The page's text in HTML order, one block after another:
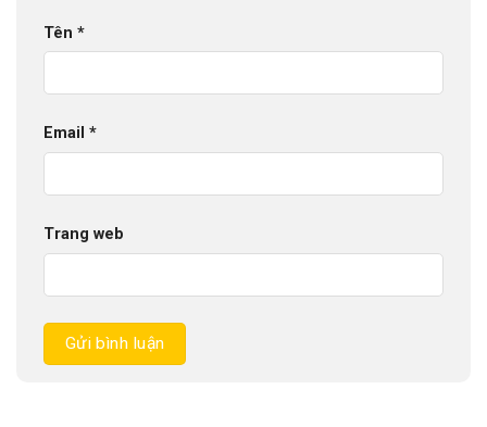
Tên *
Email *
Trang web